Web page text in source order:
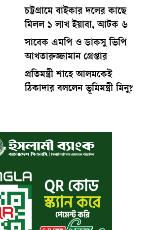
চট্টগ্রামে বাইকার দলের কাছে
মিলল ১ লাখ ইয়াবা, আটক ৬
সাবেক এমপি ও ডাকসু ভিপি
আখতারুজ্জামান গ্রেপ্তার
প্রতিমন্ত্রী শাহে আলমকেই
ঠিকাদার বললেন ভূমিমন্ত্রী মিনু?